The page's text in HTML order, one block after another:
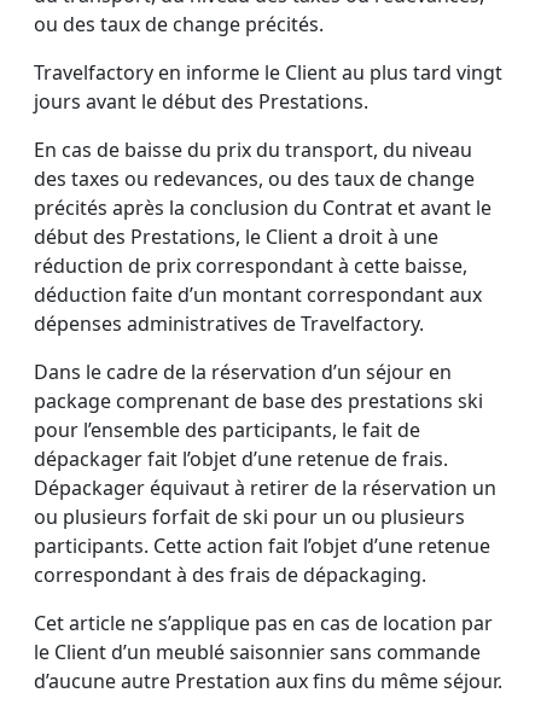
ou des taux de change précités.
Travelfactory en informe le Client au plus tard vingt
jours avant le début des Prestations.
En cas de baisse du prix du transport, du niveau
des taxes ou redevances, ou des taux de change
précités après la conclusion du Contrat et avant le
début des Prestations, le Client a droit à une
réduction de prix correspondant à cette baisse,
déduction faite d’un montant correspondant aux
dépenses administratives de Travelfactory.
Dans le cadre de la réservation d’un séjour en
package comprenant de base des prestations ski
pour l’ensemble des participants, le fait de
dépackager fait l’objet d’une retenue de frais.
Dépackager équivaut à retirer de la réservation un
ou plusieurs forfait de ski pour un ou plusieurs
participants. Cette action fait l’objet d’une retenue
correspondant à des frais de dépackaging.
Cet article ne s’applique pas en cas de location par
le Client d’un meublé saisonnier sans commande
d’aucune autre Prestation aux fins du même séjour.